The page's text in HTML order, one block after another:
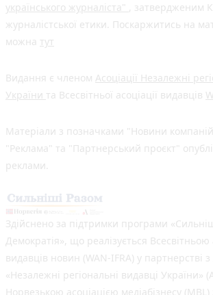
українського журналіста" , затвердженим
журналістської етики. Поскаржитись на
можна тут
Видання є членом Асоціації Незалежні
України та Всесвітньої асоціації видавців
Матеріали з позначками "Новини
"Реклама" та "Партнерський проєкт"
реклами.
Здійснено за підтримки програми
Демократія», що реалізується Всесвітньою
видавців новин (WAN-IFRA) у партнерстві з
«Незалежні регіональні видавці України»
Норвезькою асоціацією медіабізнесу